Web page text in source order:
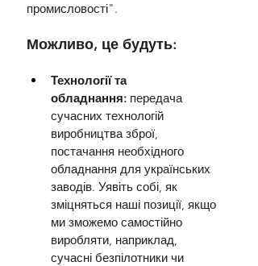
промисловості".
Можливо, це будуть:
Технології та
обладнання: передача
сучасних технологій
виробництва зброї,
постачання необхідного
обладнання для українських
заводів. Уявіть собі, як
зміцняться наші позиції, якщо
ми зможемо самостійно
виробляти, наприклад,
сучасні безпілотники чи